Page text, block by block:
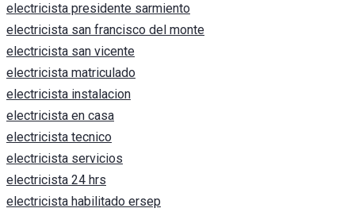
electricista presidente sarmiento
electricista san francisco del monte
electricista san vicente
electricista matriculado
electricista instalacion
electricista en casa
electricista tecnico
electricista servicios
electricista 24 hrs
electricista habilitado ersep